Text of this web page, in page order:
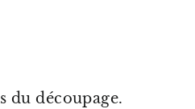
découpage.